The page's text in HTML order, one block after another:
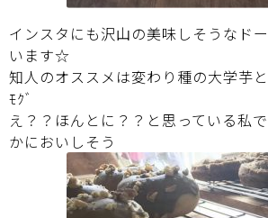
インスタにも沢山の美味しそうなド
います☆
知人のオススメは変わり種の大学芋
ﾓｸﾞ
え？？ほんとに？？と思っている私
かにおいしそう